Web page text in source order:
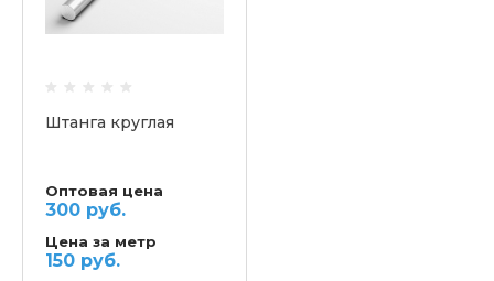
Штанга круглая
Оптовая цена
300 руб.
Цена за метр
150 руб.